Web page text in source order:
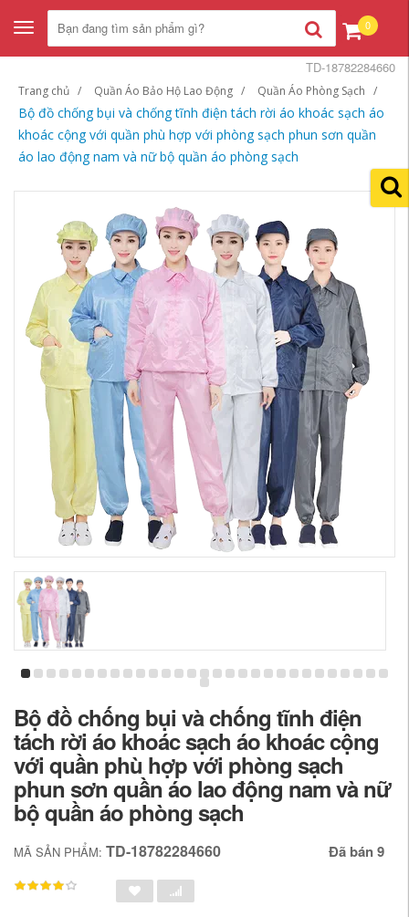
Toggle
navigation
0
Trang chủ Quần Áo Bảo Hộ Lao Động Quần Áo Phòng Sạch
Bộ đồ chống bụi và chống tĩnh điện tách rời áo khoác sạch áo
khoác cộng với quần phù hợp với phòng sạch phun sơn quần
áo lao động nam và nữ bộ quần áo phòng sạch
TD-18782284660
Bộ đồ chống bụi và chống tĩnh điện
tách rời áo khoác sạch áo khoác cộng
với quần phù hợp với phòng sạch
phun sơn quần áo lao động nam và nữ
bộ quần áo phòng sạch
MÃ SẢN PHẨM: TD-18782284660 Đã bán 9